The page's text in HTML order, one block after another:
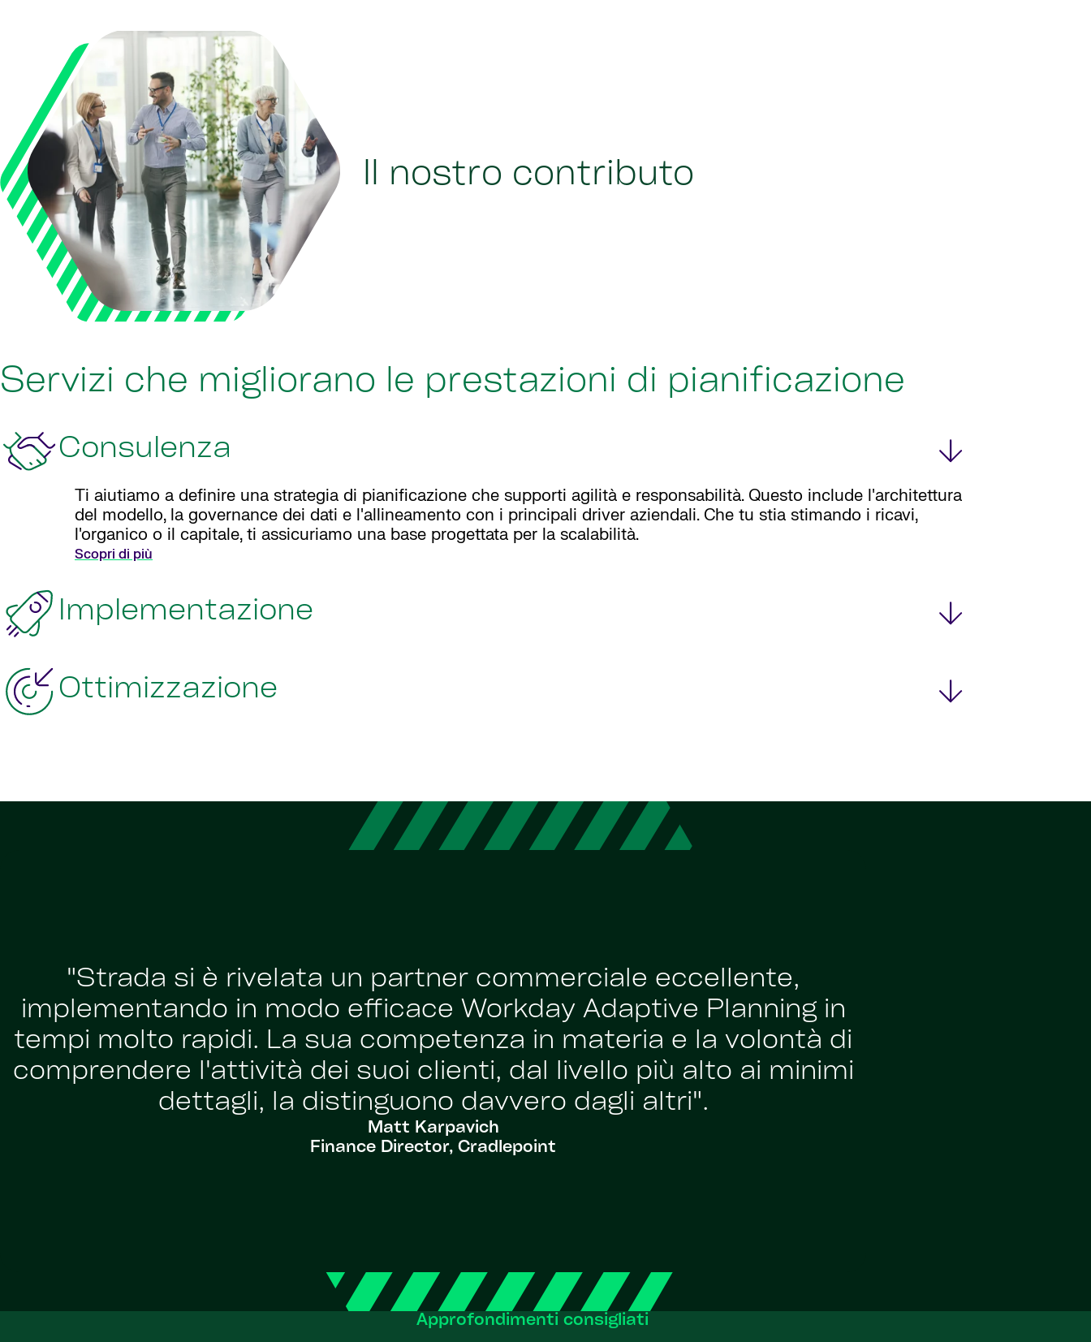
Il nostro contributo
Servizi che migliorano le prestazioni di pianificazione
Consulenza
Ti aiutiamo a definire una strategia di pianificazione che supporti agilità e responsabilità. Questo include l'architettura
del modello, la governance dei dati e l'allineamento con i principali driver aziendali. Che tu stia stimando i ricavi,
l'organico o il capitale, ti assicuriamo una base progettata per la scalabilità.
Scopri di più
Implementazione
Ottimizzazione
"Strada si è rivelata un partner commerciale eccellente,
implementando in modo efficace Workday Adaptive Planning in
tempi molto rapidi. La sua competenza in materia e la volontà di
comprendere l'attività dei suoi clienti, dal livello più alto ai minimi
dettagli, la distinguono davvero dagli altri".
Matt Karpavich
Finance Director, Cradlepoint
Approfondimenti consigliati